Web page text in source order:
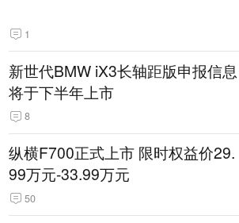
1
新世代BMW iX3长轴距版申报信息
将于下半年上市
8
纵横F700正式上市 限时权益价29.
99万元-33.99万元
50